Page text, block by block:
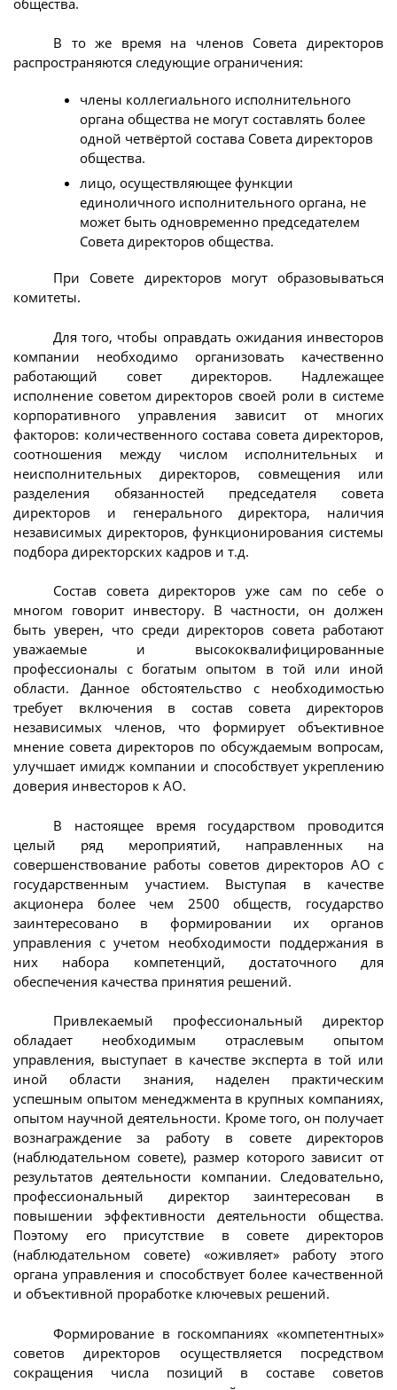
В то же время на членов Совета директоров
распространяются следующие ограничения:
члены коллегиального исполнительного
органа общества не могут составлять более
одной четвёртой состава Совета директоров
общества.
лицо, осуществляющее функции
единоличного исполнительного органа, не
может быть одновременно председателем
Совета директоров общества.
При Совете директоров могут образовываться
комитеты.
Для того, чтобы оправдать ожидания инвесторов
компании необходимо организовать качественно
работающий совет директоров. Надлежащее
исполнение советом директоров своей роли в системе
корпоративного управления зависит от многих
факторов: количественного состава совета директоров,
соотношения между числом исполнительных и
неисполнительных директоров, совмещения или
разделения обязанностей председателя совета
директоров и генерального директора, наличия
независимых директоров, функционирования системы
подбора директорских кадров и т.д.
Состав совета директоров уже сам по себе о
многом говорит инвестору. В частности, он должен
быть уверен, что среди директоров совета работают
уважаемые и высококвалифицированные
профессионалы с богатым опытом в той или иной
области. Данное обстоятельство с необходимостью
требует включения в состав совета директоров
независимых членов, что формирует объективное
мнение совета директоров по обсуждаемым вопросам,
улучшает имидж компании и способствует укреплению
доверия инвесторов к АО.
В настоящее время государством проводится
целый ряд мероприятий, направленных на
совершенствование работы советов директоров АО с
государственным участием. Выступая в качестве
акционера более чем 2500 обществ, государство
заинтересовано в формировании их органов
управления с учетом необходимости поддержания в
них набора компетенций, достаточного для
обеспечения качества принятия решений.
Привлекаемый профессиональный директор
обладает необходимым отраслевым опытом
управления, выступает в качестве эксперта в той или
иной области знания, наделен практическим
успешным опытом менеджмента в крупных компаниях,
опытом научной деятельности. Кроме того, он получает
вознаграждение за работу в совете директоров
(наблюдательном совете), размер которого зависит от
результатов деятельности компании. Следовательно,
профессиональный директор заинтересован в
повышении эффективности деятельности общества.
Поэтому его присутствие в совете директоров
(наблюдательном совете) «оживляет» работу этого
органа управления и способствует более качественной
и объективной проработке ключевых решений.
Формирование в госкомпаниях «компетентных»
советов директоров осуществляется посредством
сокращения числа позиций в составе советов